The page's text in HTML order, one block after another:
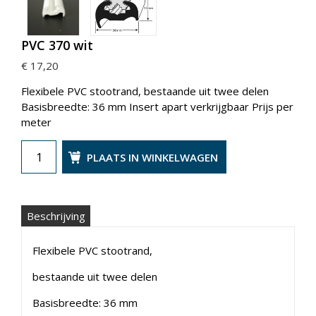
PVC 370 wit
€ 17,20
Flexibele PVC stootrand, bestaande uit twee delen
Basisbreedte: 36 mm Insert apart verkrijgbaar Prijs per
meter
PLAATS IN WINKELWAGEN
Beschrijving
Flexibele PVC stootrand,
bestaande uit twee delen
Basisbreedte: 36 mm